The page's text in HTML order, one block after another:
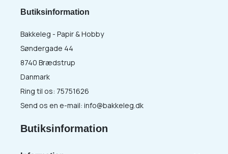
Butiksinformation
Bakkeleg - Papir & Hobby
Søndergade 44
8740 Brædstrup
Danmark
Ring til os: 75751626
Send os en e-mail: info@bakkeleg.dk
Butiksinformation